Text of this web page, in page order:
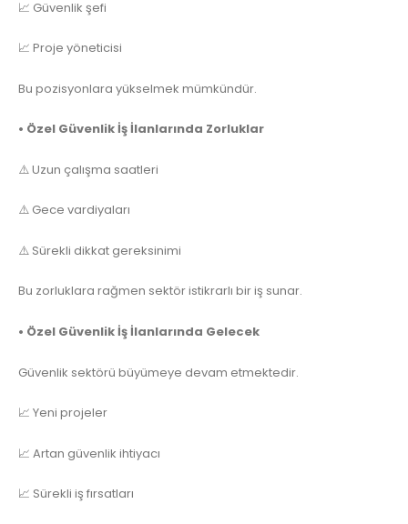
📈 Güvenlik şefi
📈 Proje yöneticisi
Bu pozisyonlara yükselmek mümkündür.
• Özel Güvenlik İş İlanlarında Zorluklar
⚠️ Uzun çalışma saatleri
⚠️ Gece vardiyaları
⚠️ Sürekli dikkat gereksinimi
Bu zorluklara rağmen sektör istikrarlı bir iş sunar.
• Özel Güvenlik İş İlanlarında Gelecek
Güvenlik sektörü büyümeye devam etmektedir.
📈 Yeni projeler
📈 Artan güvenlik ihtiyacı
📈 Sürekli iş fırsatları